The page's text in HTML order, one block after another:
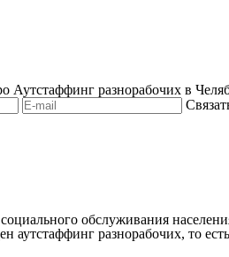
Аутстаффинг разнорабочих в
обслуживания
аутстаффинг разнорабочих, то